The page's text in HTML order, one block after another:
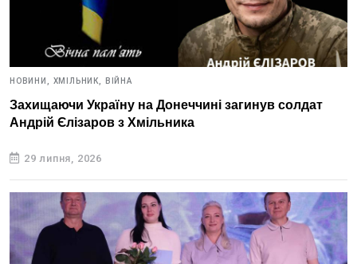
НОВИНИ, ХМІЛЬНИК, ВІЙНА
Захищаючи Україну на Донеччині загинув солдат
Андрій Єлізаров з Хмільника
29 липня, 2026